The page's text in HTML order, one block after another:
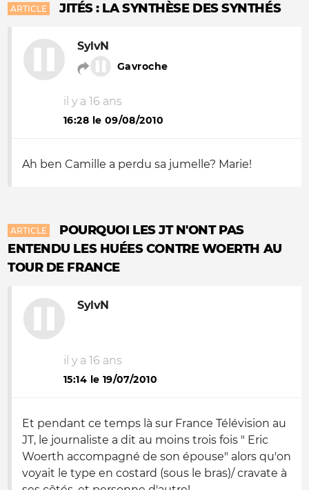
ARTICLE JITÉS : LA SYNTHÈSE DES SYNTHÉS
SylvN
Gavroche
il y a 16 ans
16:28 le 09/08/2010
Ah ben Camille a perdu sa jumelle? Marie!
ARTICLE
POURQUOI LES JT N'ONT PAS
ENTENDU LES HUÉES CONTRE WOERTH AU
TOUR DE FRANCE
SylvN
il y a 16 ans
15:14 le 19/07/2010
Et pendant ce temps là sur France Télévision au
JT, le journaliste a dit au moins trois fois " Eric
Woerth accompagné de son épouse" alors qu'on
voyait le type en costard (sous le bras)/ cravate à